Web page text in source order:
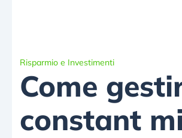
Risparmio e Investimenti
Come
constant